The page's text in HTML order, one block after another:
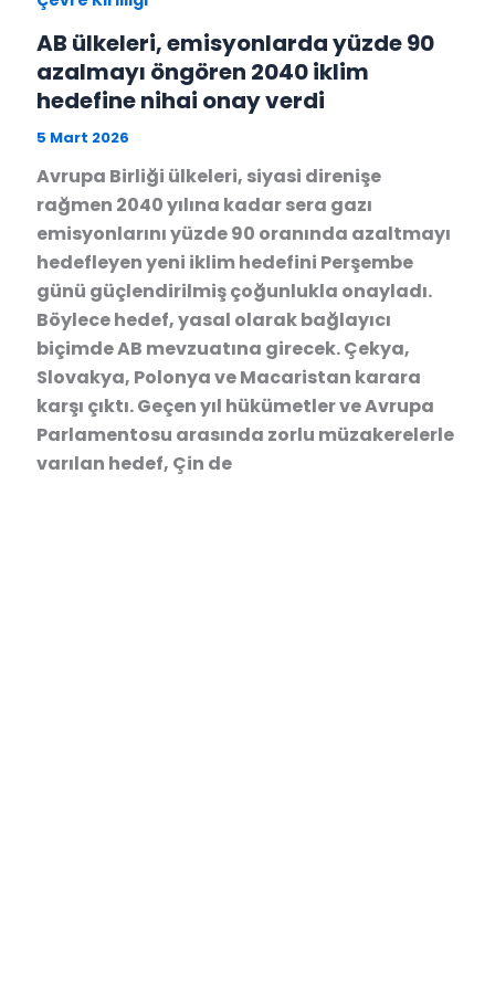
AB ülkeleri, emisyonlarda yüzde 90
azalmayı öngören 2040 iklim
hedefine nihai onay verdi
5 Mart 2026
Avrupa Birliği ülkeleri, siyasi direnişe
rağmen 2040 yılına kadar sera gazı
emisyonlarını yüzde 90 oranında azaltmayı
hedefleyen yeni iklim hedefini Perşembe
günü güçlendirilmiş çoğunlukla onayladı.
Böylece hedef, yasal olarak bağlayıcı
biçimde AB mevzuatına girecek. Çekya,
Slovakya, Polonya ve Macaristan karara
karşı çıktı. Geçen yıl hükümetler ve Avrupa
Parlamentosu arasında zorlu müzakerelerle
varılan hedef, Çin de